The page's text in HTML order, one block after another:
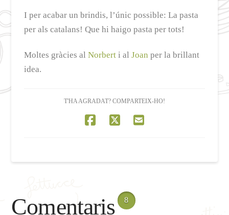
I per acabar un brindis, l’únic possible: La pasta
per als catalans! Que hi haigo pasta per tots!
Moltes gràcies alNorberti alJoan per la brillant
idea.
T'HA AGRADAT? COMPARTEIX-HO!
Comentaris 8